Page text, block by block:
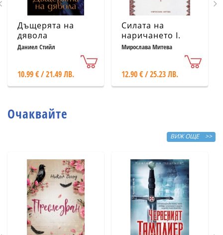
Дъщерята на
дявола
Даниел Стийл
10.99 € / 21.49 ЛВ.
Силата на
наричането І.
Тайната на
български
обичаи, които
Мирослава Митева
12.90 € / 25.23 ЛВ.
Очаквайте
ВИЖ ОЩЕ >>